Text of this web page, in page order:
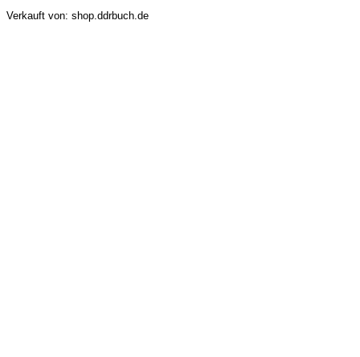
Verkauft von: shop.ddrbuch.de